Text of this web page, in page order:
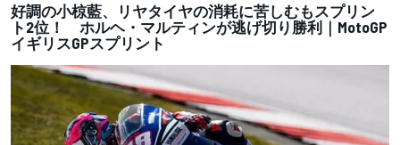
好調の小椋藍、リヤタイヤの消耗に苦しむもスプリン
ト2位！ ホルヘ・マルティンが逃げ切り勝利｜MotoGP
イギリスGPスプリント